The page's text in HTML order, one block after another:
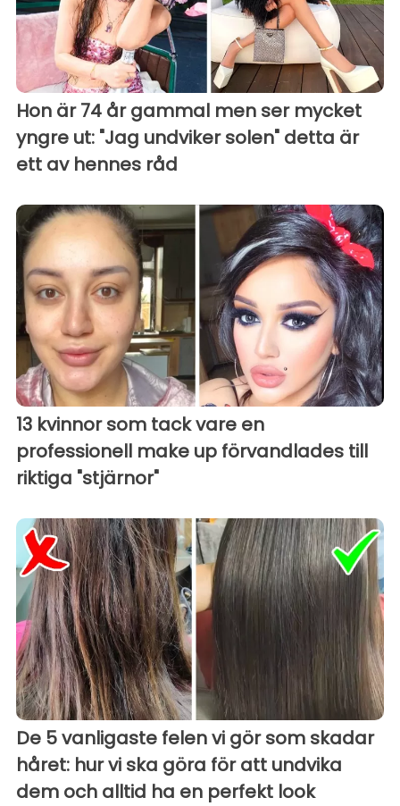
Hon är 74 år gammal men ser mycket
yngre ut: "Jag undviker solen" detta är
ett av hennes råd
13 kvinnor som tack vare en
professionell make up förvandlades till
riktiga "stjärnor"
De 5 vanligaste felen vi gör som skadar
håret: hur vi ska göra för att undvika
dem och alltid ha en perfekt look